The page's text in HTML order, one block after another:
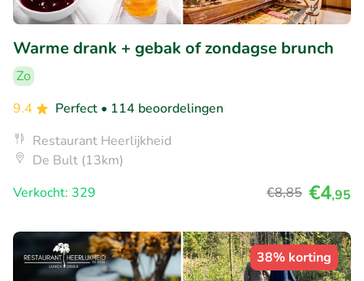
Warme drank + gebak of zondagse brunch
Zo
9.4
Perfect • 114 beoordelingen
Restaurant Heerlijkheid
De Bult (13km)
Verkocht: 329
€8,85 €4,95
38% korting